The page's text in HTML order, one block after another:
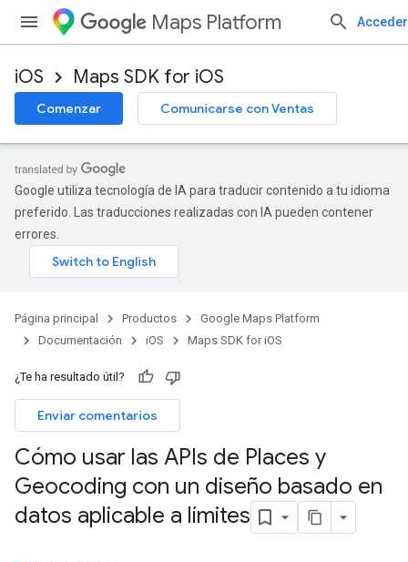
Maps Platform Acceder
iOS Maps SDK for iOS
Comenzar Comunicarse con Ventas
Google utiliza tecnología de IA para traducir contenido a tu idioma
preferido. Las traducciones realizadas con IA pueden contener
errores.
Página principal Productos
Google Maps Platform
Documentación
iOS Maps SDK for iOS
¿Te ha resultado útil?
Enviar comentarios
Cómo usar las APIs de Places y
Geocoding con un diseño basado en
datos aplicable a límites